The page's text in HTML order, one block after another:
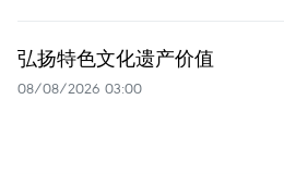
弘扬特色文化遗产价值
08/08/2026 03:00